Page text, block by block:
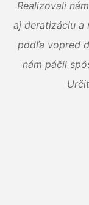
Realizovali
aj deratizáciu a
podľa vopred
nám páčil